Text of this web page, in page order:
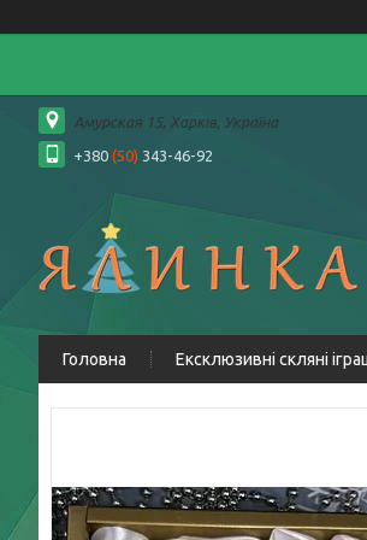
Амурская 15, Харків, Україна
+380 (50) 343-46-92
Головна Ексклюзивні скляні